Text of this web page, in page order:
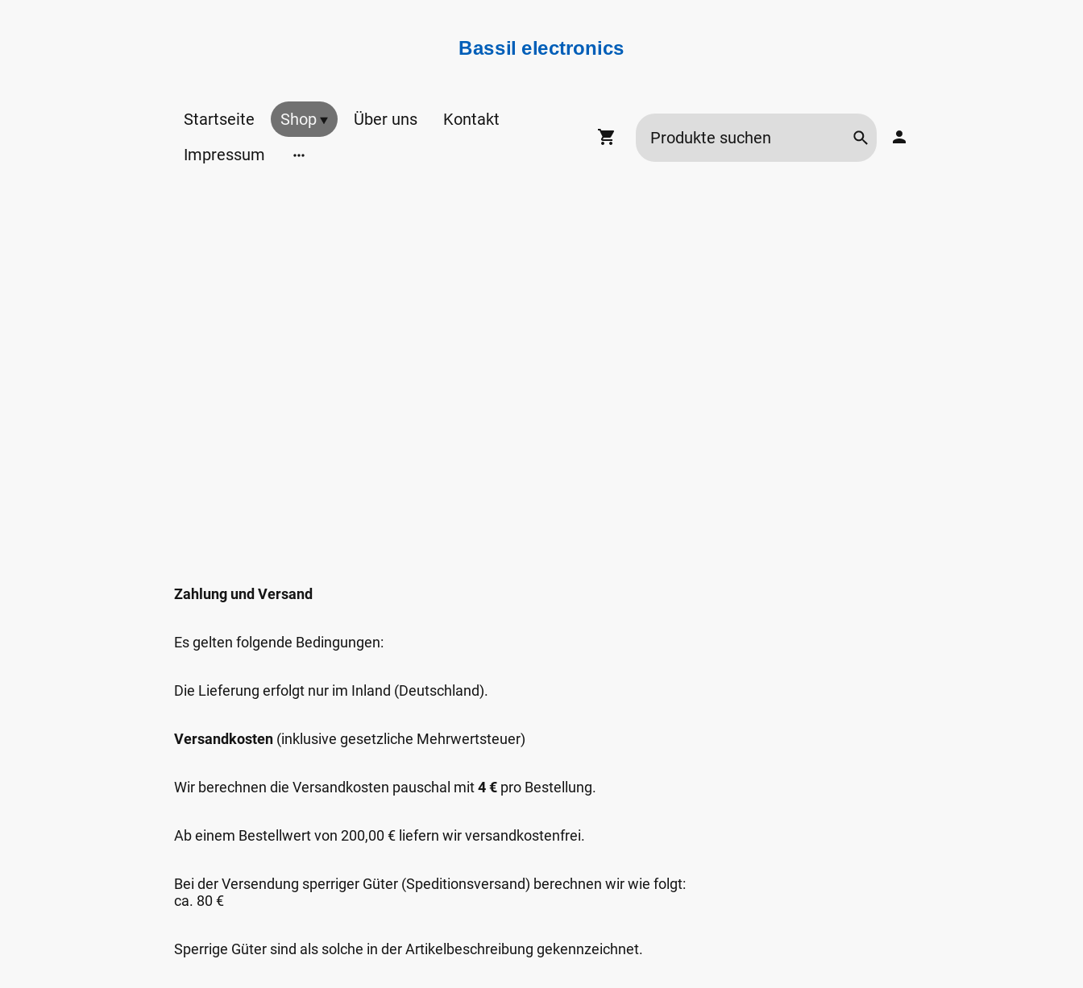
Bassil electronics
Startseite Shop Über uns
Kontakt
Impressum
Zahlung und Versand
Es gelten folgende Bedingungen:
Die Lieferung erfolgt nur im Inland (Deutschland).
Versandkosten (inklusive gesetzliche Mehrwertsteuer)
Wir berechnen die Versandkosten pauschal mit4 € pro Bestellung.
Ab einem Bestellwert von 200,00 € liefern wir versandkostenfrei.
Bei der Versendung sperriger Güter (Speditionsversand) berechnen wir wie folgt:
ca. 80 €
Sperrige Güter sind als solche in der Artikelbeschreibung gekennzeichnet.